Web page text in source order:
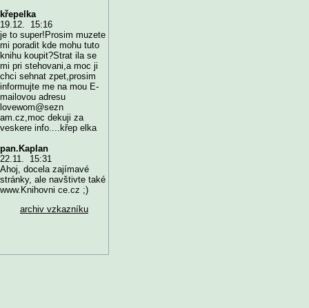
křepelka
19.12. 15:16
je to super!Prosim muzete
mi poradit kde mohu tuto
knihu koupit?Strat ila se
mi pri stehovani,a moc ji
chci sehnat zpet,prosim
informujte me na mou E-
mailovou adresu
lovewom@sezn
am.cz,moc dekuji za
veskere info....křep elka
pan.Kaplan
22.11. 15:31
Ahoj, docela zajímavé
stránky, ale navštivte také
www.Knihovni ce.cz ;)
archiv vzkazníku